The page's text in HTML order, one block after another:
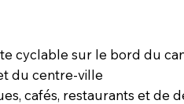
cyclable sur le bord du
du centre-ville
cafés, restaurants et de